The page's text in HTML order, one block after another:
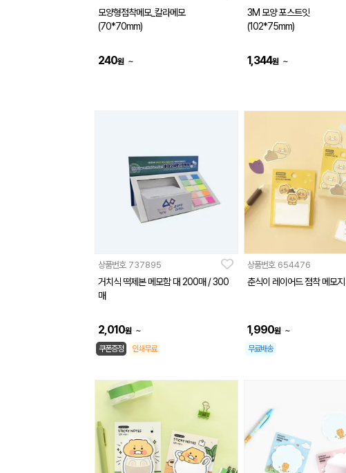
모양형점착메모_칼라메모
(70*70mm)
240원 ~
3M 모양 포스트잇
(102*75mm)
1,344원 ~
상품번호 737895
거치식 떡제본 메모함 대 200매 / 300
매
2,010원 ~
쿠폰증정 인쇄무료
상품번호 654476
춘식이 레이어드 점착 메모지
1,990원 ~
무료배송